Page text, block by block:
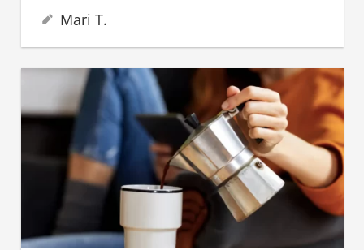
5 Aprile 2023
Mari T.